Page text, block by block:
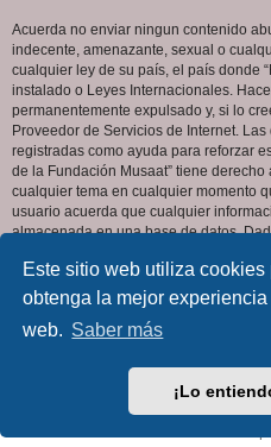
Este sitio web utiliza
obtenga la mejor
web. Saber más
¡Lo
Acuerda no enviar ningun contenido
indecente, amenazante, sexual o
cualquier ley de su país, el país donde
instalado o Leyes Internacionales.
permanentemente expulsado y, si lo
Proveedor de Servicios de Internet.
registradas como ayuda para reforzar
de la Fundación Musaat” tiene
cualquier tema en cualquier momento
usuario acuerda que cualquier
almacenada en una base de datos.
compartida con ninguna tercera parte
Fundación Musaat” ni phpBB podrán
intento de hacking que conlleve a que
Desarrollado porphpBB®